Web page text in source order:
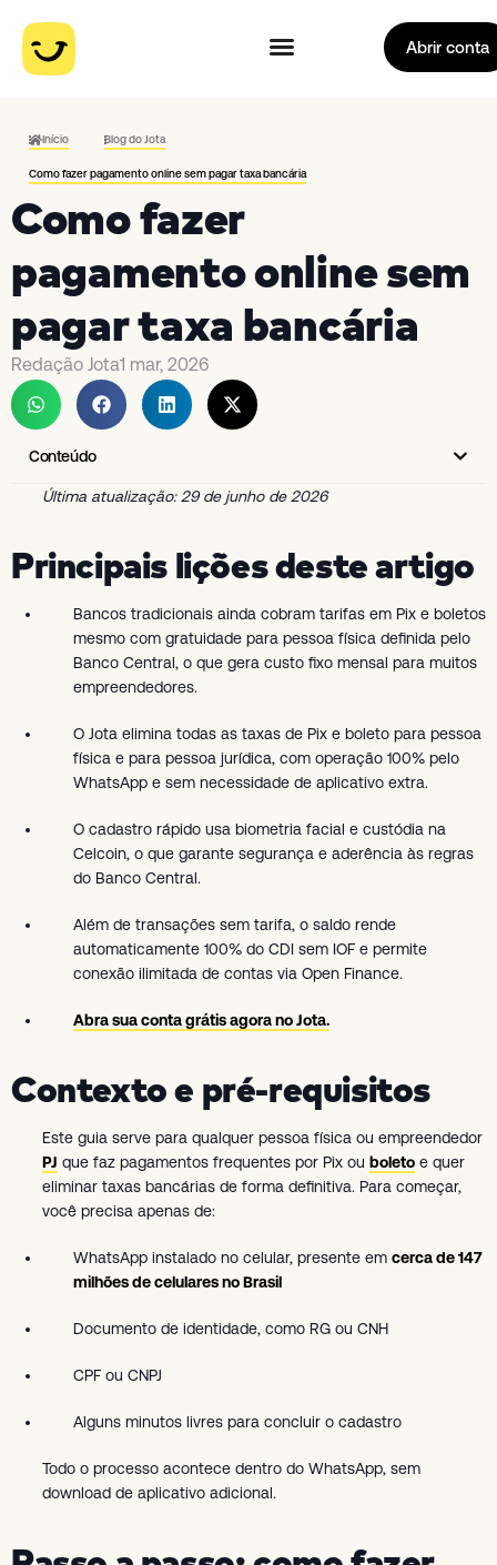
Abrir conta
Início Blog do Jota
Como fazer pagamento online sem pagar taxa bancária
Como fazer
pagamento online sem
pagar taxa bancária
Redação Jota1 mar, 2026
Conteúdo
Última atualização: 29 de junho de 2026
Principais lições deste artigo
Bancos tradicionais ainda cobram tarifas em Pix e boletos
mesmo com gratuidade para pessoa física definida pelo
Banco Central, o que gera custo fixo mensal para muitos
empreendedores.
O Jota elimina todas as taxas de Pix e boleto para pessoa
física e para pessoa jurídica, com operação 100% pelo
WhatsApp e sem necessidade de aplicativo extra.
O cadastro rápido usa biometria facial e custódia na
Celcoin, o que garante segurança e aderência às regras
do Banco Central.
Além de transações sem tarifa, o saldo rende
automaticamente 100% do CDI sem IOF e permite
conexão ilimitada de contas via Open Finance.
Abra sua conta grátis agora no Jota.
Contexto e pré-requisitos
Este guia serve para qualquer pessoa física ou empreendedor
PJ que faz pagamentos frequentes por Pix ou boleto e quer
eliminar taxas bancárias de forma definitiva. Para começar,
você precisa apenas de:
WhatsApp instalado no celular, presente em cerca de 147
milhões de celulares no Brasil
Documento de identidade, como RG ou CNH
CPF ou CNPJ
Alguns minutos livres para concluir o cadastro
Todo o processo acontece dentro do WhatsApp, sem
download de aplicativo adicional.